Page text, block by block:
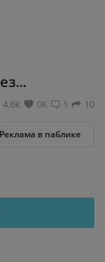
10
1
0К
4.6К
Реклама в паблике